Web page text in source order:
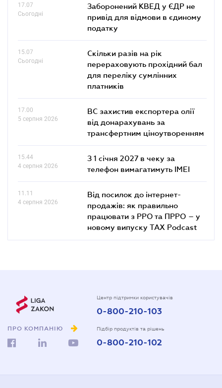
17.07
Сьогодні
Заборонений КВЕД у ЄДР не
привід для відмови в єдиному
податку
15.07
Сьогодні
Скільки разів на рік
перераховують прохідний бал
для переліку сумлінних
платників
17.00
5 серпня 2026
ВС захистив експортера олії
від донарахувань за
трансфертним ціноутворенням
15.44
4 серпня 2026
З 1 січня 2027 в чеку за
телефон вимагатимуть IMEI
11.11
4 серпня 2026
Від посилок до інтернет-
продажів: як правильно
працювати з РРО та ПРРО – у
новому випуску TAX Podcast
ПРО КОМПАНІЮ
Центр підтримки користувачів
0-800-210-103
Підбір продуктів та рішень
0-800-210-102